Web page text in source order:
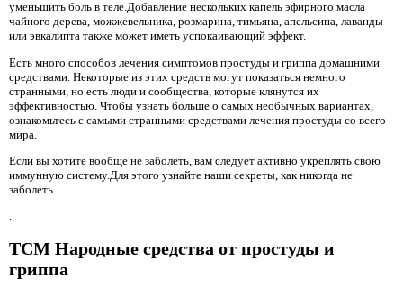
уменьшить боль в теле.Добавление нескольких капель эфирного масла
чайного дерева, можжевельника, розмарина, тимьяна, апельсина, лаванды
или эвкалипта также может иметь успокаивающий эффект.
Есть много способов лечения симптомов простуды и гриппа домашними
средствами. Некоторые из этих средств могут показаться немного
странными, но есть люди и сообщества, которые клянутся их
эффективностью. Чтобы узнать больше о самых необычных вариантах,
ознакомьтесь с самыми странными средствами лечения простуды со всего
мира.
Если вы хотите вообще не заболеть, вам следует активно укреплять свою
иммунную систему.Для этого узнайте наши секреты, как никогда не
заболеть.
.
TCM Народные средства от простуды и
гриппа